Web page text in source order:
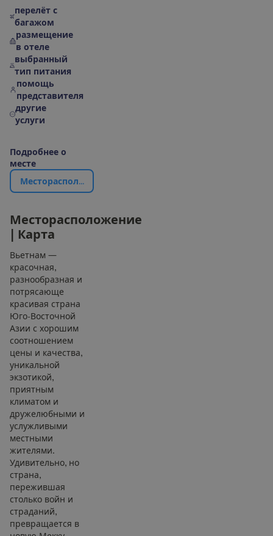
перелёт с
багажом
размещение
в отеле
выбранный
тип питания
помощь
представителя
другие
услуги
Подробнее о
месте
Месторасполож
Месторасположение
Карта
Вьетнам —
красочная,
разнообразная и
потрясающе
красивая страна
Юго-Восточной
Азии с хорошим
соотношением
цены и качества,
уникальной
экзотикой,
приятным
климатом и
дружелюбными и
услужливыми
местными
жителями.
Удивительно, но
страна,
пережившая
столько войн и
страданий,
превращается в